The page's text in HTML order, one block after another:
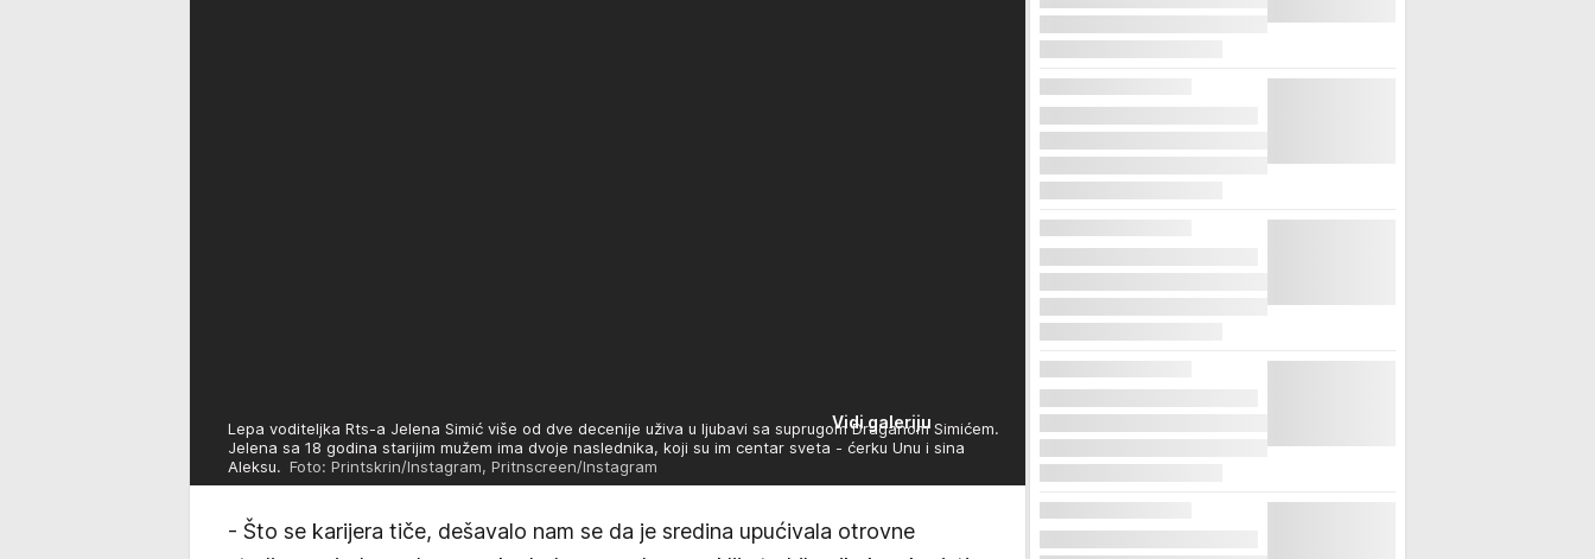
Vidi galeriju
Lepa voditeljka Rts-a Jelena Simić više od dve decenije uživa u ljubavi sa suprugom Draganom Simićem.
Jelena sa 18 godina starijim mužem ima dvoje naslednika, koji su im centar sveta - ćerku Unu i sina
Aleksu. Foto: Printskrin/Instagram, Pritnscreen/Instagram
- Što se karijera tiče, dešavalo nam se da je sredina upućivala otrovne